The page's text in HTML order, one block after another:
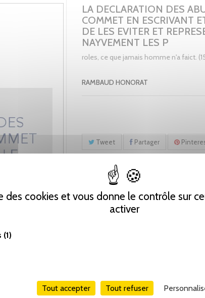
des cookies et vous donne le contrôle sur
activer
(1)
Tout accepter Tout refuser
LA DECLARATION DES
COMMET EN ESCRIVANT
DE LES EVITER ET
NAYVEMENT LES P
roles, ce que jamais homme n'a faict.
RAMBAUD HONORAT
Tweet Partager